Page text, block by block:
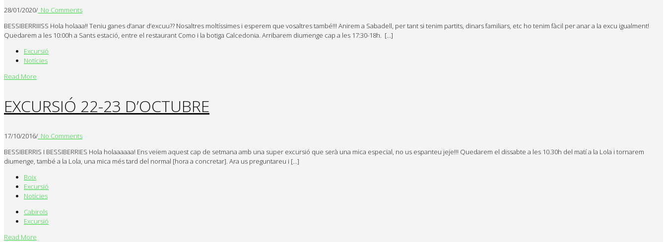
28/01/2020/ No Comments
BESSIBERRIIISS Hola holaaa!! Teniu ganes d’anar d’excuu?? Nosaltres moltíssimes i esperem que vosaltres també!!! Anirem a Sabadell, per tant si tenim partits, dinars familiars, etc ho tenim fàcil per anar a la excu igualment!
Quedarem a les 10:00h a Sants estació, entre el restaurant Como i la botiga Calcedonia. Arribarem diumenge cap a les 17:30-18h. […]
Excursió
Notícies
Read More
EXCURSIÓ 22-23 D’OCTUBRE
17/10/2016/ No Comments
BESSIBERRIS I BESSIBERRIES Hola holaaaaaa! Ens veiem aquest cap de setmana amb una super excursió que serà una mica especial, no us espanteu jeje!!! Quedarem el dissabte a les 10.30h del matí a la Lola i tornarem
diumenge, també a la Lola, una mica més tard del normal [hora a concretar]. Ara us preguntareu i […]
Boix
Excursió
Notícies
Cabirols
Excursió
Read More